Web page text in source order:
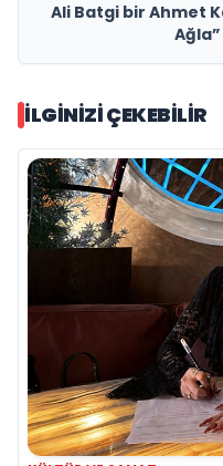
Ali Batgi bir Ahmet
İLGINIZI ÇEKEBILIR